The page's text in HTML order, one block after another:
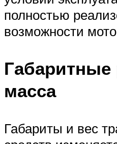
полностью
возможности
масса
Габариты и вес